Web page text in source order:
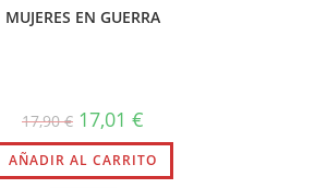
MUJERES EN GUERRA
17,90€ El
precio
original
era:
17,90 €.
17,01 €
actual
es:
17,01 €.
AÑADIR AL CARRITO